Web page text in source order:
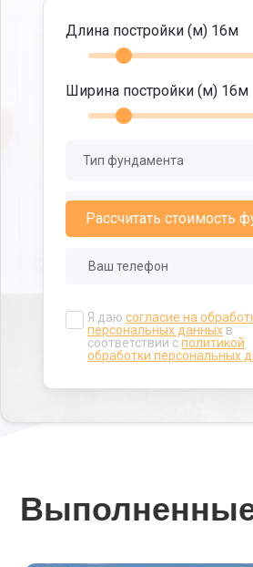
Длина постройки (м) 16м
Ширина постройки (м) 16м
Я даю согласие на
персональных данных в
соответствии сполитикой
обработки персональных
Рассчитать стоимость